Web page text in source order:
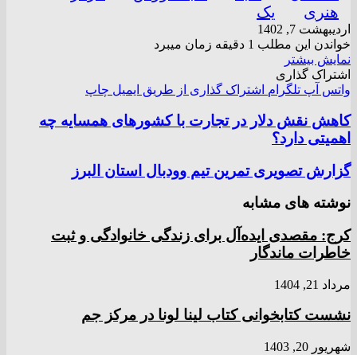
هنری
یک
اردیبهشت 7, 1402
خواندن این مطلب 1 دقیقه زمان میبرد
نمایش بیشتر
اشتراک گذاری
واتس آپ تلگرام اشتراک گذاری از طریق ایمیل چاپ
کاهش نقش دلار در تجارت با کشور‌های همسایه چه
اهمیتی دارد؟
گزارش تصویری تمرین تیم وودبال استان البرز
نوشته های مشابه
کرج: مقصدی ایده‌آل برای زندگی خانوادگی و ثبت
خاطرات ماندگار
مرداد 21, 1404
نشست کتابخوانی کتاب لینا لونا در مرکز جم
شهریور 20, 1403